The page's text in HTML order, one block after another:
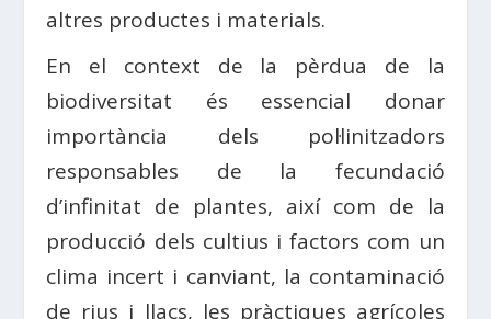
altres productes i materials.
En el context de la pèrdua de la
biodiversitat és essencial donar
importància dels pol·linitzadors
responsables de la fecundació
d’infinitat de plantes, així com de la
producció dels cultius i factors com un
clima incert i canviant, la contaminació
de rius i llacs, les pràctiques agrícoles